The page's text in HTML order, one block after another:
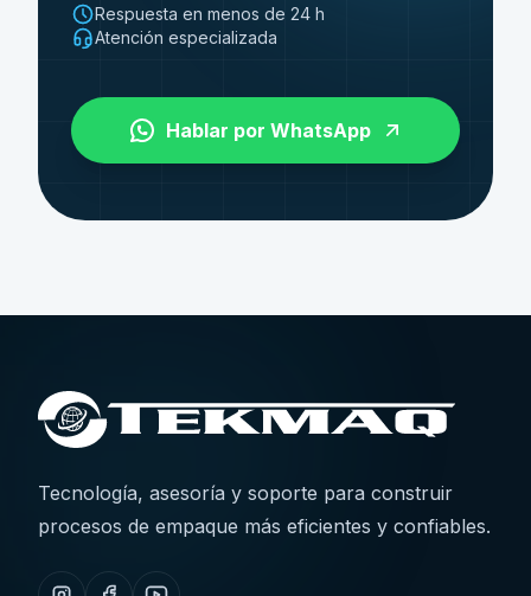
Respuesta en menos de 24 h
Atención especializada
Hablar por WhatsApp
Tecnología, asesoría y soporte para construir
procesos de empaque más eficientes y confiables.